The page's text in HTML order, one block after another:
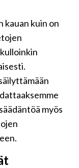
kauan kuin on
myös